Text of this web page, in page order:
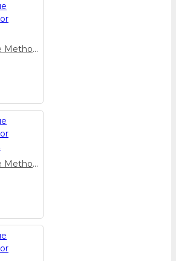
Albert Debondue Method for Oboe or Saxophone: Part 1
Albert Debondue Method for Oboe or Saxophone: Part 2